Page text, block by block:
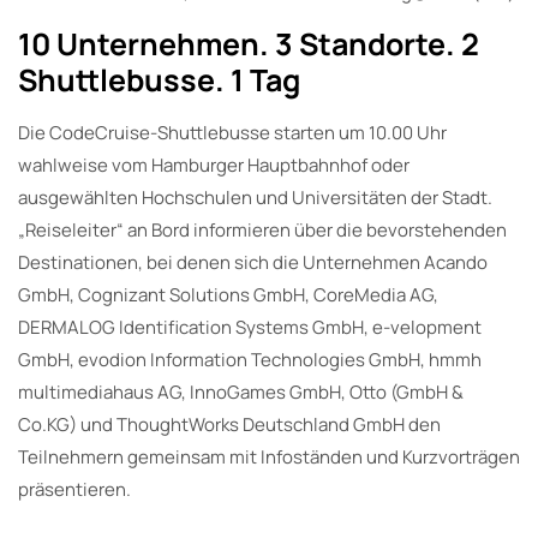
10 Unternehmen. 3 Standorte. 2
Shuttlebusse. 1 Tag
Die CodeCruise-Shuttlebusse starten um 10.00 Uhr
wahlweise vom Hamburger Hauptbahnhof oder
ausgewählten Hochschulen und Universitäten der Stadt.
„Reiseleiter“ an Bord informieren über die bevorstehenden
Destinationen, bei denen sich die Unternehmen Acando
GmbH, Cognizant Solutions GmbH, CoreMedia AG,
DERMALOG Identification Systems GmbH, e-velopment
GmbH, evodion Information Technologies GmbH, hmmh
multimediahaus AG, InnoGames GmbH, Otto (GmbH &
Co.KG) und ThoughtWorks Deutschland GmbH den
Teilnehmern gemeinsam mit Infoständen und Kurzvorträgen
präsentieren.